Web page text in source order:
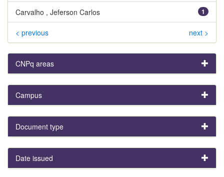
1
Carvalho , Jeferson Carlos
< previous next >
CNPq areas
Campus
Document type
Date issued